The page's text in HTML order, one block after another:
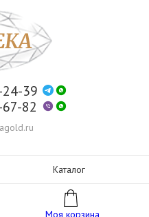
24-39
82
Каталог
Моя корзина